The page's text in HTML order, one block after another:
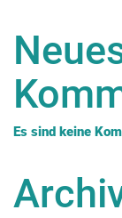
Es sind keine